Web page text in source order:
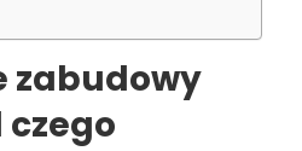
zabudowy